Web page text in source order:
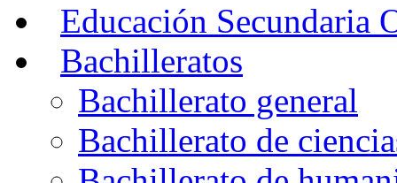
Educación Secundaria
Bachilleratos
Bachillerato general
Bachillerato de